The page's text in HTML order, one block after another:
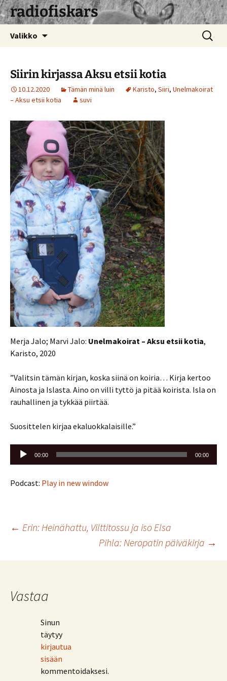
radiofiskars
Valikko Haku:
Siirin kirjassa Aksu etsii kotia
10.12.2020 Tämän minä luin Karisto, Siiri, Unelmakoirat
– Aksu etsii kotia
suvi
Merja Jalo; Marvi Jalo: Unelmakoirat – Aksu etsii kotia,
Karisto, 2020
”Valitsin tämän kirjan, koska siinä on koiria… Kirja kertoo
Ainosta ja Islasta. Aino on villi tyttö ja pitää koirista. Isla on
rauhallinen ja tykkää piirtää.
Suosittelen kirjaa ekaluokkalaisille.”
Äänitoistin
00:00 00:00
Podcast: Play in new window
Artikkelien
← Erin: Heinähattu, Vilttitossu ja iso Elsa
Pihla: Neropatin päiväkirja →
Vastaa
Sinun
täytyy
kirjautua
sisään
kommentoidaksesi.